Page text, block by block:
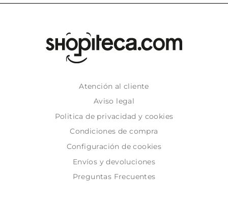
Atención al cliente
Aviso legal
Politica de privacidad y cookies
Condiciones de compra
Configuración de cookies
Envíos y devoluciones
Preguntas Frecuentes